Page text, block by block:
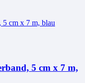
5 cm x 7 m,